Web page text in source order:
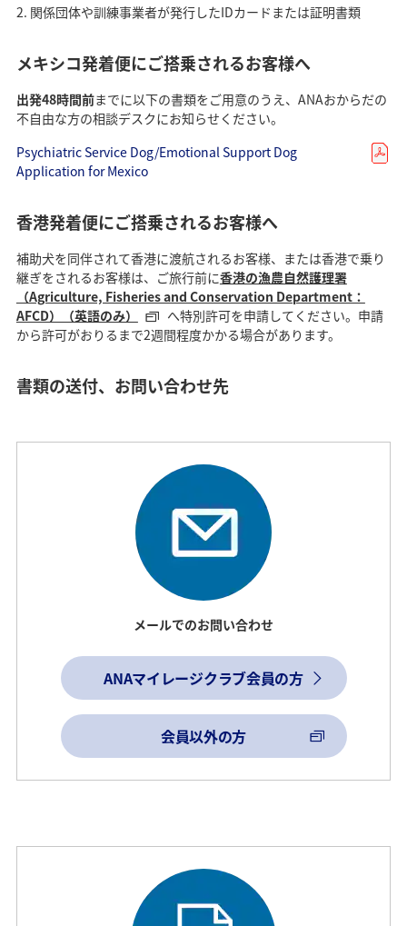
関係団体や訓練事業者が発行したIDカードまたは証明書類
メキシコ発着便にご搭乗されるお客様へ
出発48時間前までに以下の書類をご用意のうえ、ANAおからだの
不自由な方の相談デスクにお知らせください。
Psychiatric Service Dog/Emotional Support Dog
Application for Mexico
香港発着便にご搭乗されるお客様へ
補助犬を同伴されて香港に渡航されるお客様、または香港で乗り
継ぎをされるお客様は、ご旅行前に香港の漁農自然護理署
（Agriculture, Fisheries and Conservation Department：
AFCD）（英語のみ）
へ特別許可を申請してください。申請
から許可がおりるまで2週間程度かかる場合があります。
書類の送付、お問い合わせ先
メールでのお問い合わせ
ANAマイレージクラブ会員の方
会員以外の方